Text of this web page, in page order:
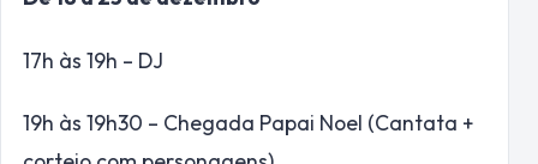
17h às 19h – DJ
19h às 19h30 – Chegada Papai Noel (Cantata +